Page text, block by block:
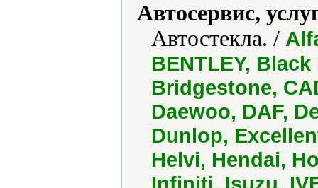
Автосервис,
Автостекла. /
BENTLEY,
Bridgestone,
Daewoo, DAF,
Dunlop,
Helvi, Hendai,